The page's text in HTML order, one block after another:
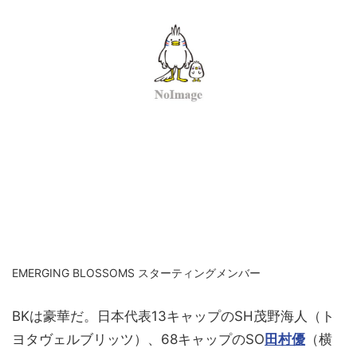
EMERGING BLOSSOMS スターティングメンバー
BKは豪華だ。日本代表13キャップのSH茂野海人（ト
ヨタヴェルブリッツ）、68キャップのSO 田村優 （横